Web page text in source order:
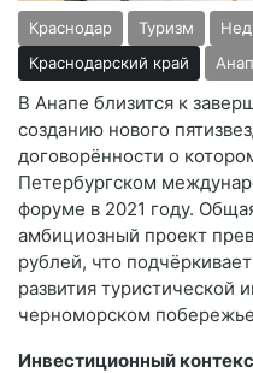
Краснодар Туризм
Краснодарский край
В Анапе близится к
созданию нового
договорённости о
Петербургском
форуме в 2021 году.
амбициозный проект
рублей, что
развития туристической
черноморском
Инвестиционный